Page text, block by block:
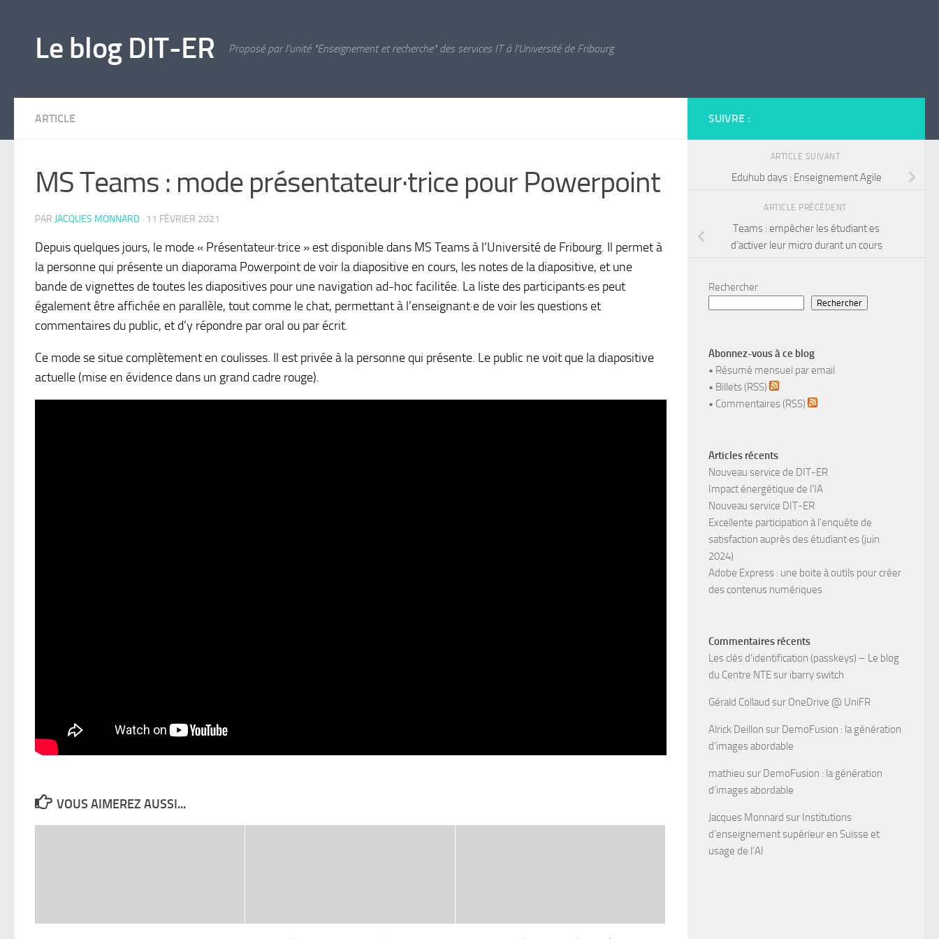
Le blog DIT-ER Proposé par l'unité "Enseignement et recherche" des services IT à l'Université de Fribourg
ARTICLE
MS Teams : mode présentateur·trice pour Powerpoint
PAR JACQUES MONNARD · 11 FÉVRIER 2021
Depuis quelques jours, le mode « Présentateur·trice » est disponible dans MS Teams à l’Université de Fribourg. Il permet à
la personne qui présente un diaporama Powerpoint de voir la diapositive en cours, les notes de la diapositive, et une
bande de vignettes de toutes les diapositives pour une navigation ad-hoc facilitée. La liste des participants·es peut
également être affichée en parallèle, tout comme le chat, permettant à l’enseignant·e de voir les questions et
commentaires du public, et d’y répondre par oral ou par écrit.
Ce mode se situe complètement en coulisses. Il est privée à la personne qui présente. Le public ne voit que la diapositive
actuelle (mise en évidence dans un grand cadre rouge).
VOUS AIMEREZ AUSSI...
SUIVRE :
ARTICLE SUIVANT
Eduhub days : Enseignement Agile
ARTICLE PRÉCÉDENT
Teams : empêcher les étudiant·es
d’activer leur micro durant un cours
Rechercher
Rechercher
Abonnez-vous à ce blog
• Résumé mensuel par email
• Billets (RSS)
• Commentaires (RSS)
Articles récents
Nouveau service de DIT-ER
Impact énergétique de l’IA
Nouveau service DIT-ER
Excellente participation à l’enquête de
satisfaction auprès des étudiant·es (juin
2024)
Adobe Express : une boite à outils pour créer
des contenus numériques
Commentaires récents
Les clés d’identification (passkeys) – Le blog
du Centre NTEsur ibarry switch
Gérald Collaud sur OneDrive @ UniFR
Alrick Deillon sur DemoFusion : la génération
d’images abordable
mathieu sur DemoFusion : la génération
d’images abordable
Jacques Monnard sur Institutions
d’enseignement supérieur en Suisse et
usage de l’AI